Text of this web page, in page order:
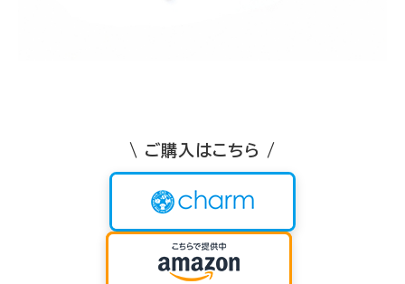
\ ご購入はこちら /